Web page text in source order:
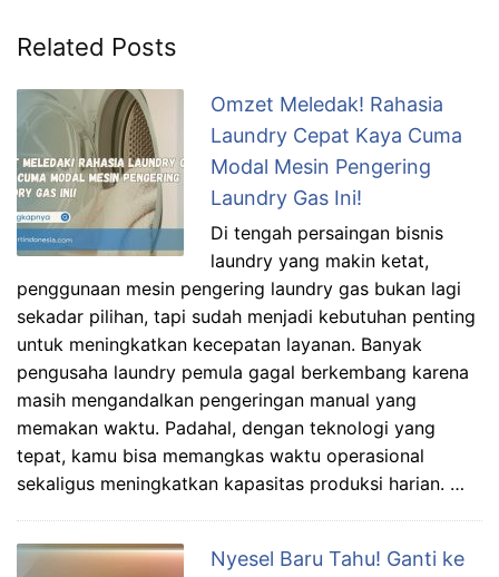
Related Posts
Omzet Meledak! Rahasia
Laundry Cepat Kaya Cuma
Modal Mesin Pengering
Laundry Gas Ini!
Di tengah persaingan bisnis
laundry yang makin ketat,
penggunaan mesin pengering laundry gas bukan lagi
sekadar pilihan, tapi sudah menjadi kebutuhan penting
untuk meningkatkan kecepatan layanan. Banyak
pengusaha laundry pemula gagal berkembang karena
masih mengandalkan pengeringan manual yang
memakan waktu. Padahal, dengan teknologi yang
tepat, kamu bisa memangkas waktu operasional
sekaligus meningkatkan kapasitas produksi harian. …
Nyesel Baru Tahu! Ganti ke